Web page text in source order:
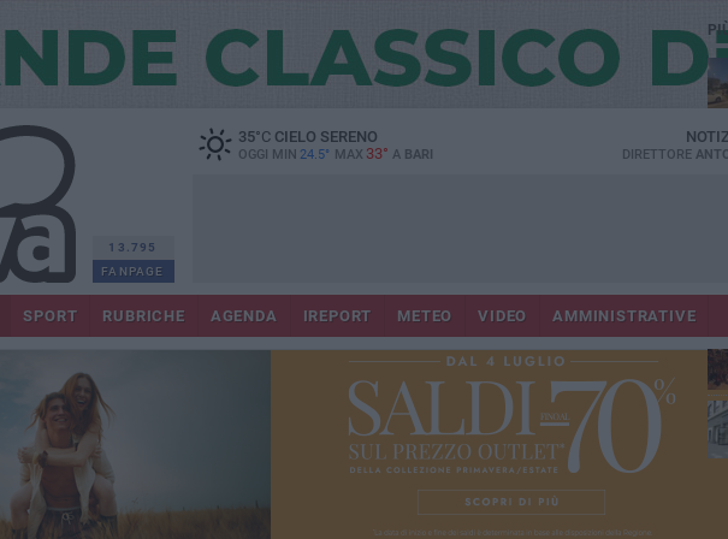
13.795
FANPAGE
35°CCIELO SERENO
OGGI MIN 24.5° MAX 33° A BARI DIRETTORE
SPORT RUBRICHE AGENDA IREPORT METEO VIDEO AMMINISTRATIVE